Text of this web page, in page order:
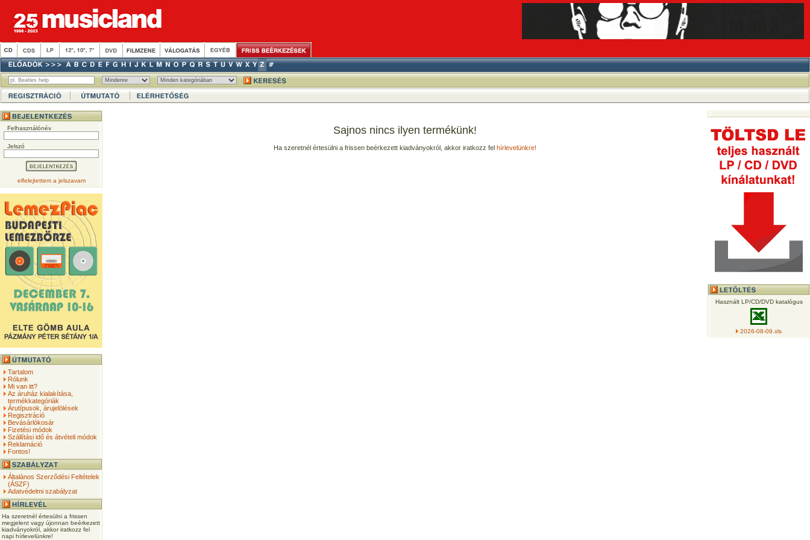
Felhasználónév
Jelszó
elfelejtettem a jelszavam
Tartalom
Rólunk
Mi van itt?
Az áruház kialakítása,
termékkategóriák
Árutípusok, árujelölések
Regisztráció
Bevásárlókosár
Fizetési módok
Szállítási idő és átvételi módok
Reklamáció
Fontos!
Általános Szerződési Feltételek
(ÁSZF)
Adatvédelmi szabályzat
Ha szeretnél értesülni a frissen
megjelent vagy újonnan beérkezett
kiadványokról, akkor iratkozz fel
napi hírlevelünkre!
Sajnos nincs ilyen termékünk!
Ha szeretnél értesülni a frissen beérkezett kiadványokról, akkor iratkozz fel hírlevelünkre!
Használt LP/CD/DVD katalógus
2026-08-09.xls